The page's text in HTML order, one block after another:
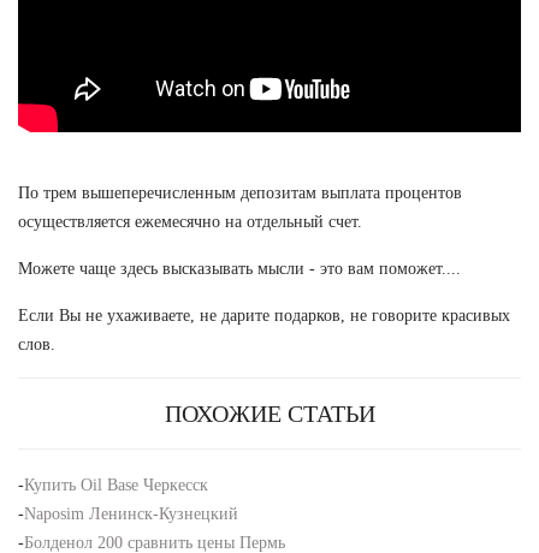
По трем вышеперечисленным депозитам выплата процентов
осуществляется ежемесячно на отдельный счет.
Можете чаще здесь высказывать мысли - это вам поможет....
Если Вы не ухаживаете, не дарите подарков, не говорите красивых
слов.
ПОХОЖИЕ СТАТЬИ
-Купить Oil Base Черкесск
-Naposim Ленинск-Кузнецкий
-Болденол 200 сравнить цены Пермь